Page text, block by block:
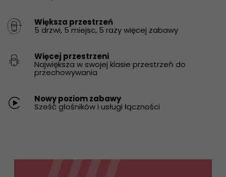
Większa przestrzeń
5 drzwi, 5 miejsc, 5 razy więcej zabawy
Więcej przestrzeni
Największa w swojej klasie przestrzeń do
przechowywania
Nowy poziom zabawy​
Sześć głośników i usługi łączności